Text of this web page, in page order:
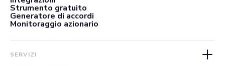
Strumento gratuito
Generatore di accordi
Monitoraggio azionario
SERVIZI